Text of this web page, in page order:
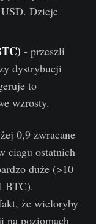
Dzieje
- przeszli
dystrybucji
to
wzrosty.
0,9 zwracane
ciągu ostatnich
duże (>10
BTC).
że wieloryby
na poziomach